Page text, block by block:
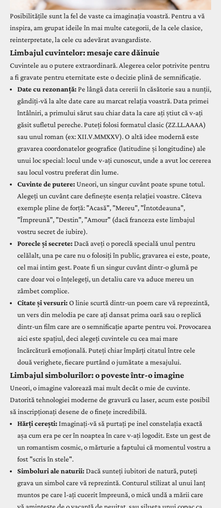
Posibilitățile sunt la fel de vaste ca imaginația voastră. Pentru a vă
inspira, am grupat ideile în mai multe categorii, de la cele clasice,
reinterpretate, la cele cu adevărat avangardiste.
Limbajul cuvintelor: mesaje care dăinuie
Cuvintele au o putere extraordinară. Alegerea celor potrivite pentru
a fi gravate pentru eternitate este o decizie plină de semnificație.
Date cu rezonanță:Pe lângă data cererii în căsătorie sau a nunții,
gândiți-vă la alte date care au marcat relația voastră. Data primei
întâlniri, a primului sărut sau chiar data la care ați știut că v-ați
găsit sufletul pereche. Puteți folosi formatul clasic (ZZ.LL.AAAA)
sau unul roman (ex: XII.V.MMXXV). O altă idee modernă este
gravarea coordonatelor geografice (latitudine și longitudine) ale
unui loc special: locul unde v-ați cunoscut, unde a avut loc cererea
sau locul vostru preferat din lume.
Cuvinte de putere:Uneori, un singur cuvânt poate spune totul.
Alegeți un cuvânt care definește esența relației voastre. Câteva
exemple pline de forță: "Acasă", "Mereu", "Întotdeauna",
"Împreună", "Destin", "Amour" (dacă franceza este limbajul
vostru secret de iubire).
Porecle și secrete:Dacă aveți o poreclă specială unul pentru
celălalt, una pe care nu o folosiți în public, gravarea ei este, poate,
cel mai intim gest. Poate fi un singur cuvânt dintr-o glumă pe
care doar voi o înțelegeți, un detaliu care va aduce mereu un
zâmbet complice.
Citate și versuri:O linie scurtă dintr-un poem care vă reprezintă,
un vers din melodia pe care ați dansat prima oară sau o replică
dintr-un film care are o semnificație aparte pentru voi. Provocarea
aici este spațiul, deci alegeți cuvintele cu cea mai mare
încărcătură emoțională. Puteți chiar împărți citatul între cele
două verighete, fiecare purtând o jumătate a mesajului.
Limbajul simbolurilor: o poveste într-o imagine
Uneori, o imagine valorează mai mult decât o mie de cuvinte.
Datorită tehnologiei moderne de gravură cu laser, acum este posibil
să inscripționați desene de o finețe incredibilă.
Hărți cerești:Imaginați-vă să purtați pe inel constelația exactă
așa cum era pe cer în noaptea în care v-ați logodit. Este un gest de
un romantism cosmic, o mărturie a faptului că momentul vostru a
fost "scris în stele".
Simboluri ale naturii:Dacă sunteți iubitori de natură, puteți
grava un simbol care vă reprezintă. Conturul stilizat al unui lanț
muntos pe care l-ați cucerit împreună, o mică undă a mării care